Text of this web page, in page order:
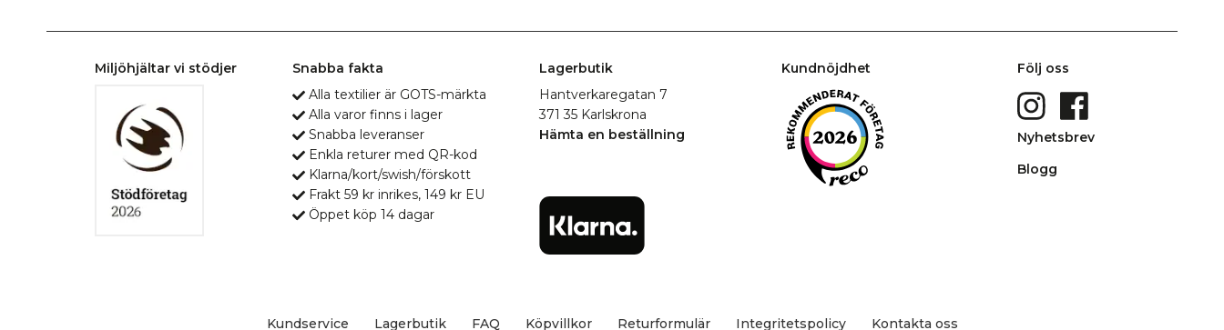
Miljöhjältar vi stödjer
Snabba fakta
Alla textilier är GOTS-märkta
Alla varor finns i lager
Snabba leveranser
Enkla returer med QR-kod
Klarna/kort/swish/förskott
Frakt 59 kr inrikes, 149 kr EU
Öppet köp 14 dagar
Lagerbutik
Hantverkaregatan 7
371 35 Karlskrona
Hämta en beställning
Kundnöjdhet Följ oss
Nyhetsbrev
Blogg
Kundservice Lagerbutik FAQ Köpvillkor Returformulär Integritetspolicy Kontakta oss